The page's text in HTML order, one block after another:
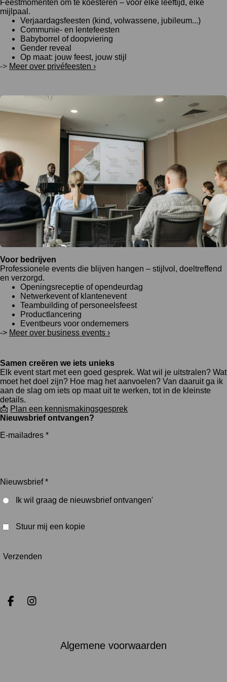
Feestmomenten om te koesteren – voor elke leeftijd, elke
mijlpaal.
Verjaardagsfeesten (kind, volwassene, jubileum...)
Communie- en lentefeesten
Babyborrel of doopviering
Gender reveal
Op maat: jouw feest, jouw stijl
-> Meer over privéfeesten ›
Voor bedrijven
Professionele events die blijven hangen – stijlvol, doeltreffend
en verzorgd.
Openingsreceptie of opendeurdag
Netwerkevent of klantenevent
Teambuilding of personeelsfeest
Productlancering
Eventbeurs voor ondernemers
-> Meer over business events ›
Samen creëren we iets unieks
Elk event start met een goed gesprek. Wat wil je uitstralen? Wat
moet het doel zijn? Hoe mag het aanvoelen? Van daaruit ga ik
aan de slag om iets op maat uit te werken, tot in de kleinste
details.
📩 Plan een kennismakingsgesprek
Nieuwsbrief ontvangen?
E-mailadres *
Nieuwsbrief *
Ik wil graag de nieuwsbrief ontvangen'
Stuur mij een kopie
Verzenden
F
I
Algemene voorwaarden